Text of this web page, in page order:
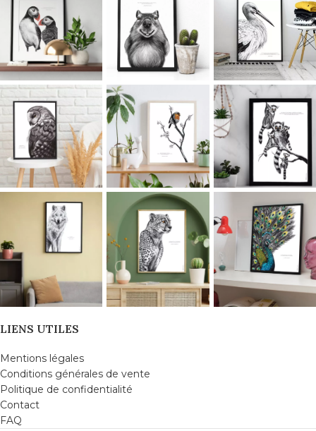
LIENS UTILES
Mentions légales
Conditions générales de vente
Politique de confidentialité
Contact
FAQ